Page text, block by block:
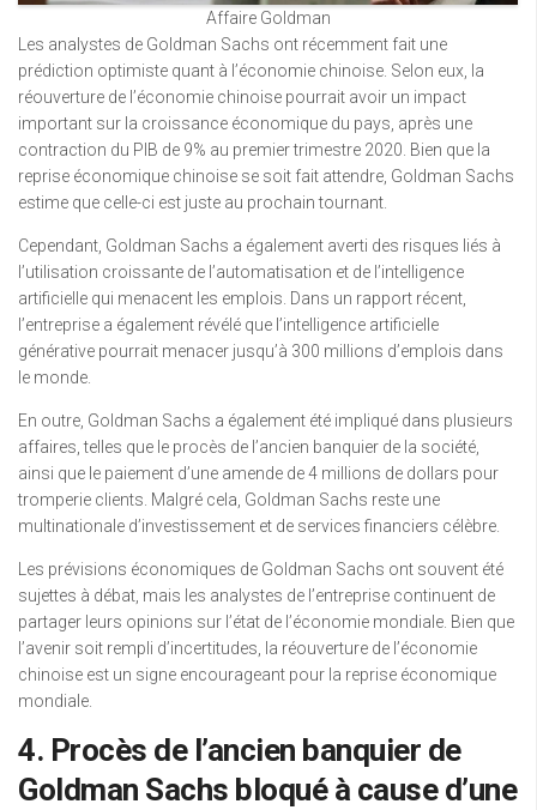
Affaire Goldman
Les analystes de Goldman Sachs ont récemment fait une
prédiction optimiste quant à l’économie chinoise. Selon eux, la
réouverture de l’économie chinoise pourrait avoir un impact
important sur la croissance économique du pays, après une
contraction du PIB de 9% au premier trimestre 2020. Bien que la
reprise économique chinoise se soit fait attendre, Goldman Sachs
estime que celle-ci est juste au prochain tournant.
Cependant, Goldman Sachs a également averti des risques liés à
l’utilisation croissante de l’automatisation et de l’intelligence
artificielle qui menacent les emplois. Dans un rapport récent,
l’entreprise a également révélé que l’intelligence artificielle
générative pourrait menacer jusqu’à 300 millions d’emplois dans
le monde.
En outre, Goldman Sachs a également été impliqué dans plusieurs
affaires, telles que le procès de l’ancien banquier de la société,
ainsi que le paiement d’une amende de 4 millions de dollars pour
tromperie clients. Malgré cela, Goldman Sachs reste une
multinationale d’investissement et de services financiers célèbre.
Les prévisions économiques de Goldman Sachs ont souvent été
sujettes à débat, mais les analystes de l’entreprise continuent de
partager leurs opinions sur l’état de l’économie mondiale. Bien que
l’avenir soit rempli d’incertitudes, la réouverture de l’économie
chinoise est un signe encourageant pour la reprise économique
mondiale.
4. Procès de l’ancien banquier de
Goldman Sachs bloqué à cause d’une